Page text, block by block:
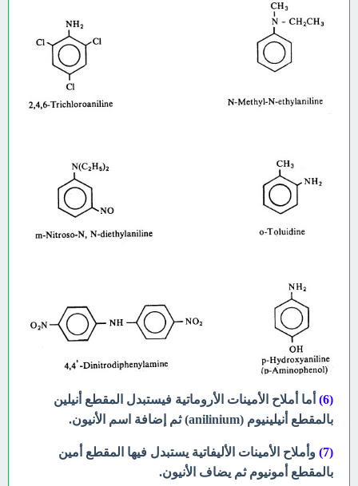
(6)
أما أملاح الأمينات الأروماتية فيستبدل المقطع أنيلين
بالمقطع أنيلينيوم (anilinium)
ثم إضافة اسم الأنيون.
(7)
وأملاح الأمينات الأليفاتية يستبدل فيها المقطع أمين
بالمقطع أمونيوم ثم يضاف الأنيون.